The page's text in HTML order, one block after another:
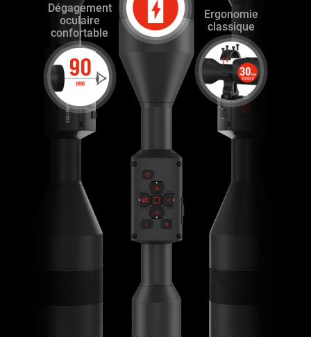
Dégagement
oculaire
confortable
Ergonomie
classique